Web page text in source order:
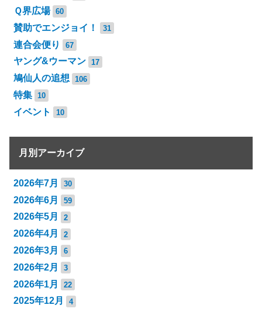
Ｑ界広場 60
賛助でエンジョイ！ 31
連合会便り 67
ヤング&ウーマン 17
鳩仙人の追想 106
特集 10
イベント 10
月別アーカイブ
2026年7月 30
2026年6月 59
2026年5月 2
2026年4月 2
2026年3月 6
2026年2月 3
2026年1月 22
2025年12月 4